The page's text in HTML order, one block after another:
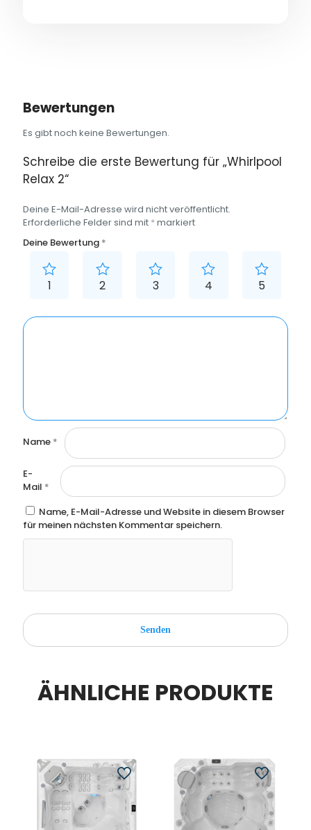
Bewertungen
Es gibt noch keine Bewertungen.
Schreibe die erste Bewertung für „Whirlpool
Relax 2“
Deine E-Mail-Adresse wird nicht veröffentlicht.
Erforderliche Felder sind mit *markiert
Deine Bewertung *
1 2 3 4 5
Name *
E-
Mail *
Name, E-Mail-Adresse und Website in diesem Browser
für meinen nächsten Kommentar speichern.
ÄHNLICHE PRODUKTE